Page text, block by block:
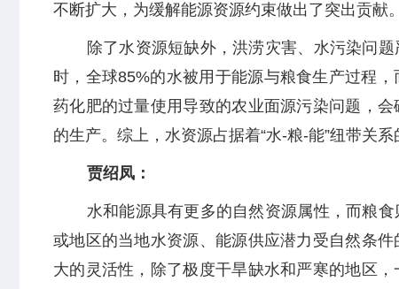
不断扩大，为缓解能源资源约束做出了突出贡献。
除了水资源短缺外，洪涝灾害、水污染问
时，全球85%的水被用于能源与粮食生产过程
药化肥的过量使用导致的农业面源污染问题，
的生产。综上，水资源占据着“水-粮-能”纽带关系
贾绍凤：
水和能源具有更多的自然资源属性，而粮
或地区的当地水资源、能源供应潜力受自然条
大的灵活性，除了极度干旱缺水和严寒的地区